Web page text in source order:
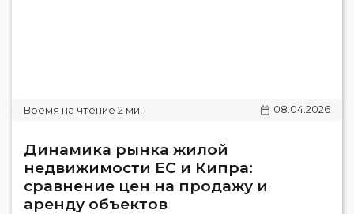
08.04.2026
Динамика рынка жилой
недвижимости ЕС и Кипра:
сравнение цен на продажу и
аренду объектов